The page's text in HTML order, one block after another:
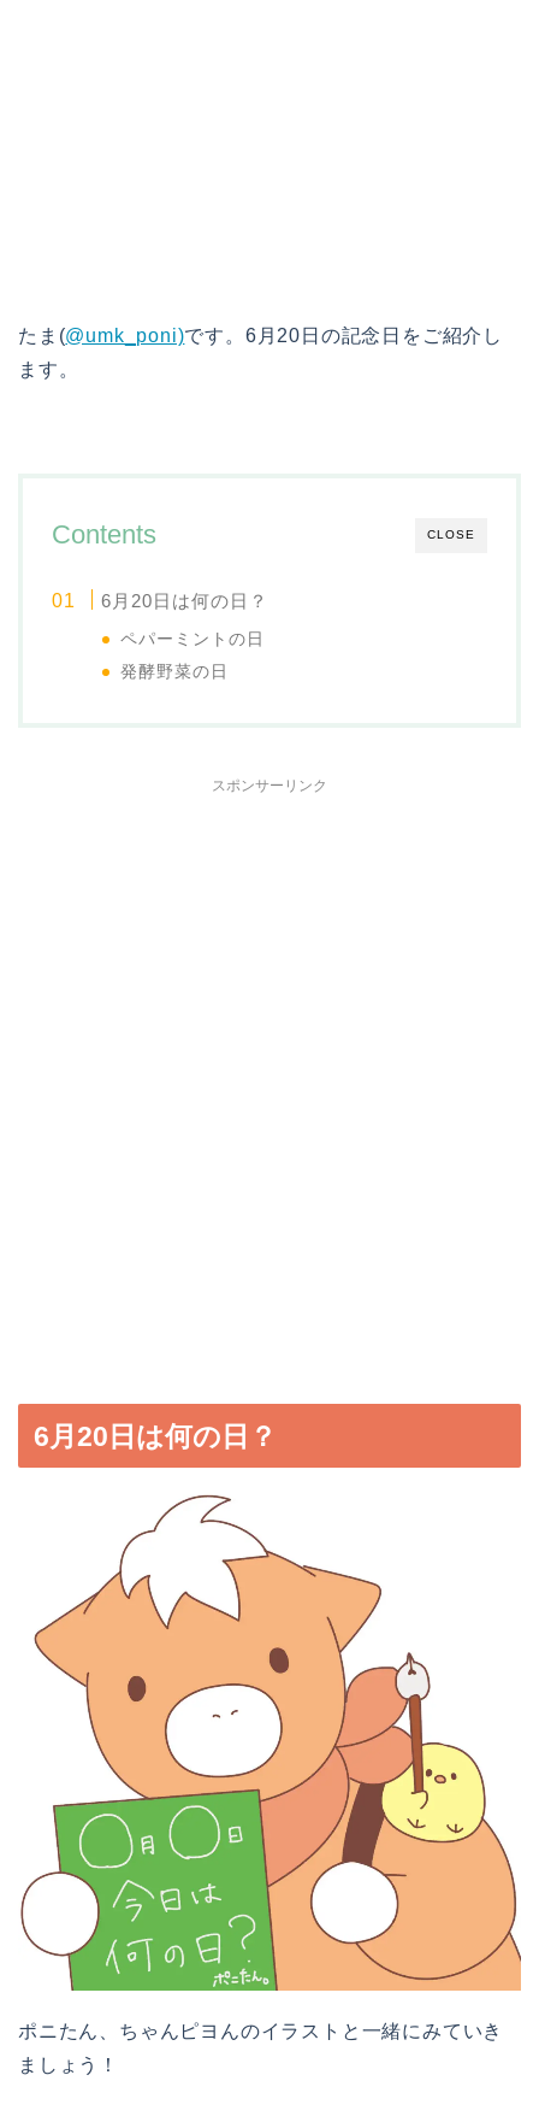
たま(@umk_poni)です。6月20日の記念日をご紹介し
ます。
CLOSE
Contents
6月20日は何の日？
ペパーミントの日
発酵野菜の日
スポンサーリンク
6月20日は何の日？
ポニたん、ちゃんピヨんのイラストと一緒にみていき
ましょう！